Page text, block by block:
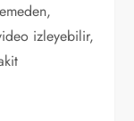
izleyebilir,